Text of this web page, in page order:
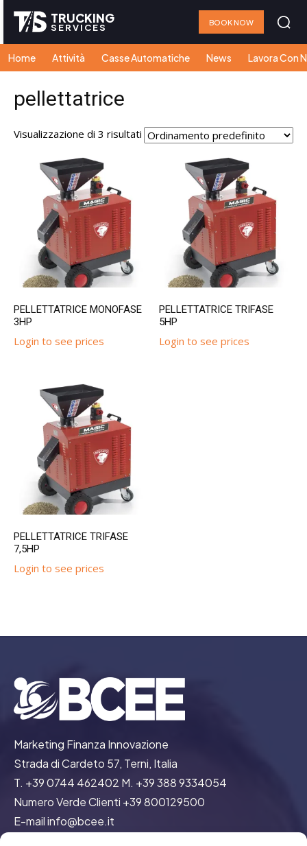
TRUCKING
SERVICES BOOK NOW
Home Attività Casse Automatiche News Lavora Con
pellettatrice
Visualizzazione di 3 risultati
PELLETTATRICE MONOFASE
3HP
Login to see prices
PELLETTATRICE TRIFASE
5HP
Login to see prices
PELLETTATRICE TRIFASE
7,5HP
Login to see prices
Marketing Finanza Innovazione
Strada di Cardeto 57, Terni, Italia
T. +39 0744 462402 M. +39 388 9334054
Numero Verde Clienti +39 800129500
E-mail info@bcee.it